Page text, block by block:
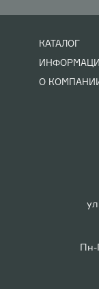
КАТАЛОГ
О
Пн-